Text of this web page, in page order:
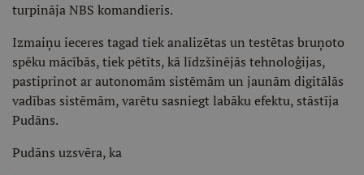
turpināja NBS komandieris.
Izmaiņu ieceres tagad tiek analizētas un testētas bruņoto
spēku mācībās, tiek pētīts, kā līdzšinējās tehnoloģijas,
pastiprinot ar autonomām sistēmām un jaunām digitālās
vadības sistēmām, varētu sasniegt labāku efektu, stāstīja
Pudāns.
Pudāns uzsvēra, ka